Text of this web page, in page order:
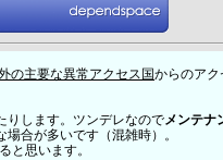
の主要な異常アクセス国からのアク
りします。ツンデレなのでメンテナ
合が多いです（混雑時）。
と思います。